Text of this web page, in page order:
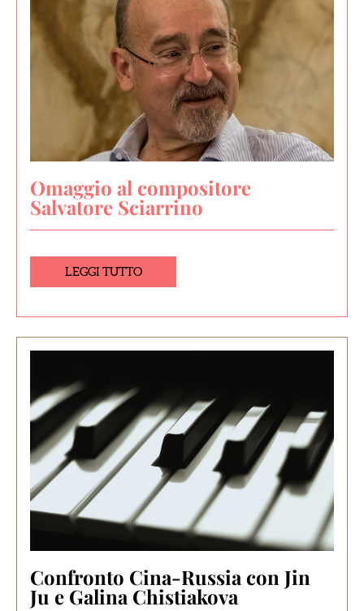
Omaggio al compositore
Salvatore Sciarrino
LEGGI TUTTO
Confronto Cina-Russia con Jin
Ju e Galina Chistiakova